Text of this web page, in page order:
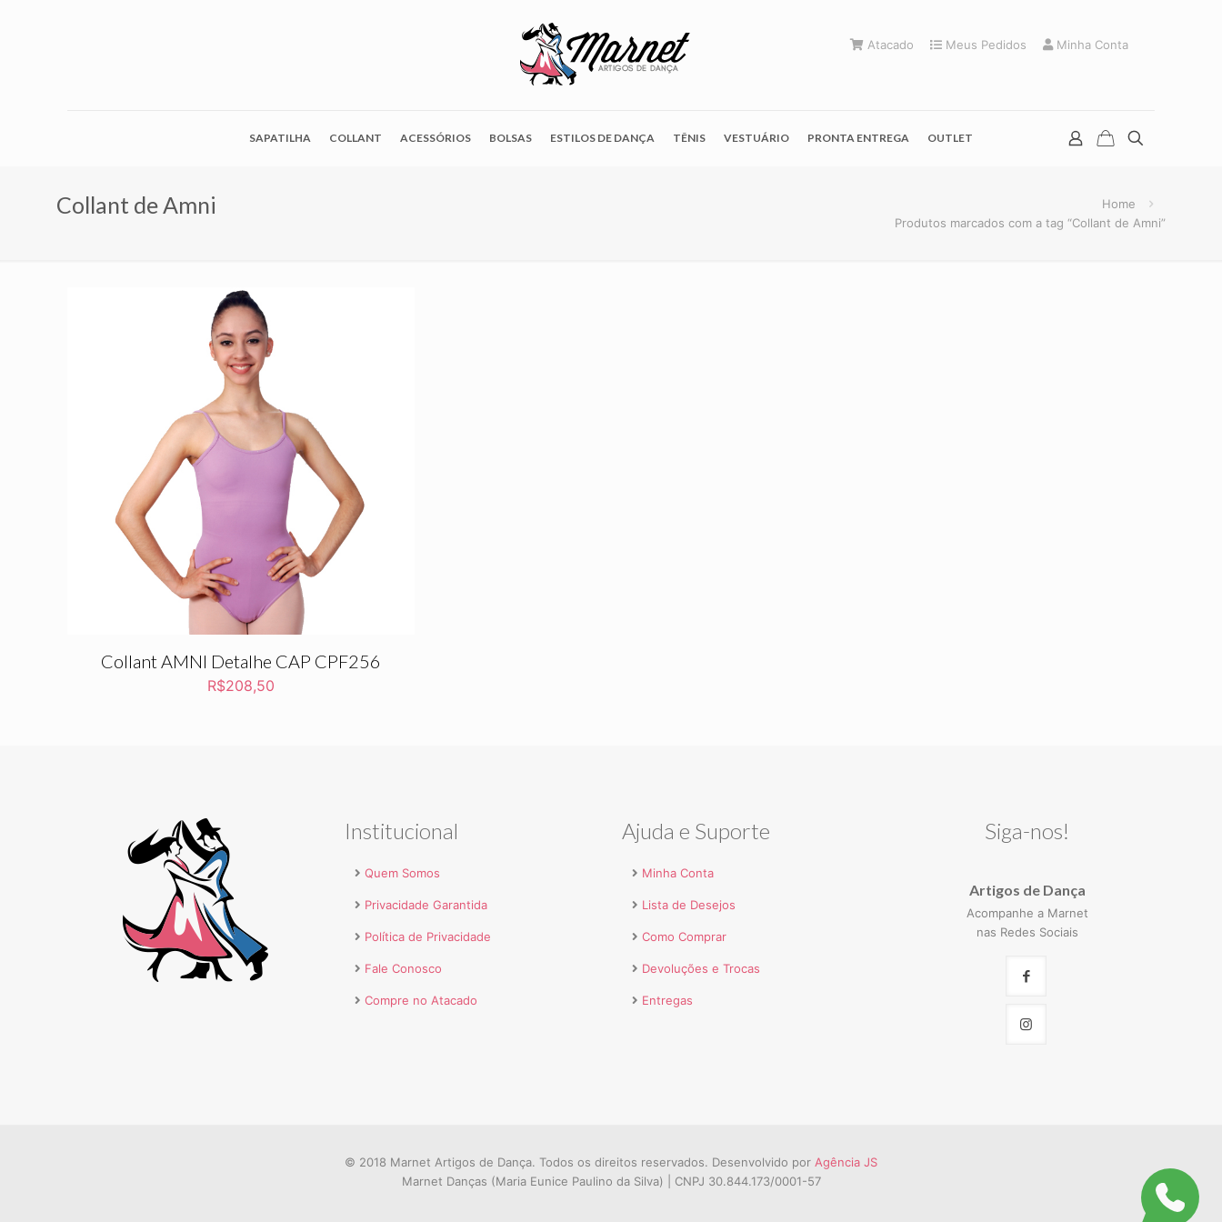
SAPATILHA COLLANT ACESSÓRIOS BOLSAS ESTILOS DE DANÇA TÊNIS VESTUÁRIO PRONTA ENTREGA OUTLET
Atacado Meus Pedidos Minha Conta
Collant de Amni
Home
Produtos marcados com a tag “Collant de Amni”
Collant AMNI Detalhe CAP CPF256
R$208,50
Institucional
Quem Somos
Privacidade Garantida
Política de Privacidade
Fale Conosco
Compre no Atacado
Ajuda e Suporte
Minha Conta
Lista de Desejos
Como Comprar
Devoluções e Trocas
Entregas
Siga-nos!
Artigos de Dança
Acompanhe a Marnet
nas Redes Sociais
© 2018 Marnet Artigos de Dança. Todos os direitos reservados. Desenvolvido por Agência JS
Marnet Danças (Maria Eunice Paulino da Silva) | CNPJ 30.844.173/0001-57